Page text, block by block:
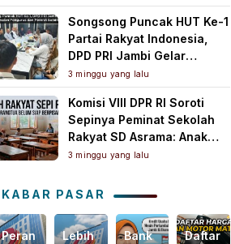
Cita Presiden
Songsong Puncak HUT Ke-1
Partai Rakyat Indonesia,
DPD PRI Jambi Gelar
Perkenalan Pengurus dan
Pererat Soliditas
3 minggu yang lalu
Komisi VIII DPR RI Soroti
Sepinya Peminat Sekolah
Rakyat SD Asrama: Anak
Masih Butuh Dekat Orang
3 minggu yang lalu
KABAR PASAR
Peran
Lebih
Bank
Daftar